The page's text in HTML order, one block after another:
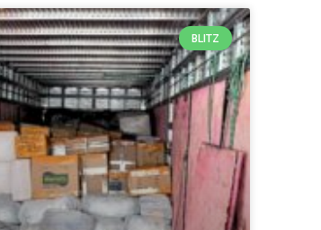
BLITZ